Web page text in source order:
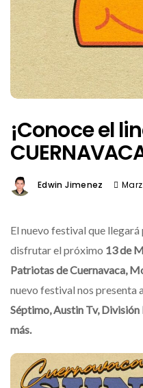
¡Conoce el
Edwin Jimenez
El nuevo festival que
disfrutar el próximo 13 de
Patriotas de Cuernavaca,
nuevo festival nos presenta
Séptimo, Austin Tv, División
más.